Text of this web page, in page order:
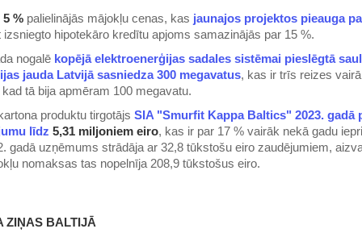
5 % palielinājās mājokļu cenas, kas jaunajos projektos pieauga
hipotekāro kredītu apjoms samazinājās par 15 %.
nogalē kopējā elektroenerģijas sadales sistēmai pieslēgtā
jauda Latvijā sasniedza 300 megavatus, kas ir trīs reizes
tā bija apmēram 100 megavatu.
produktu tirgotājs SIA "Smurfit Kappa Baltics" 2023. gadā
līdz 5,31 miljoniem eiro, kas ir par 17 % vairāk nekā gadu
gadā uzņēmums strādāja ar 32,8 tūkstošu eiro zaudējumiem,
nomaksas tas nopelnīja 208,9 tūkstošus eiro.
ZIŅAS BALTIJĀ